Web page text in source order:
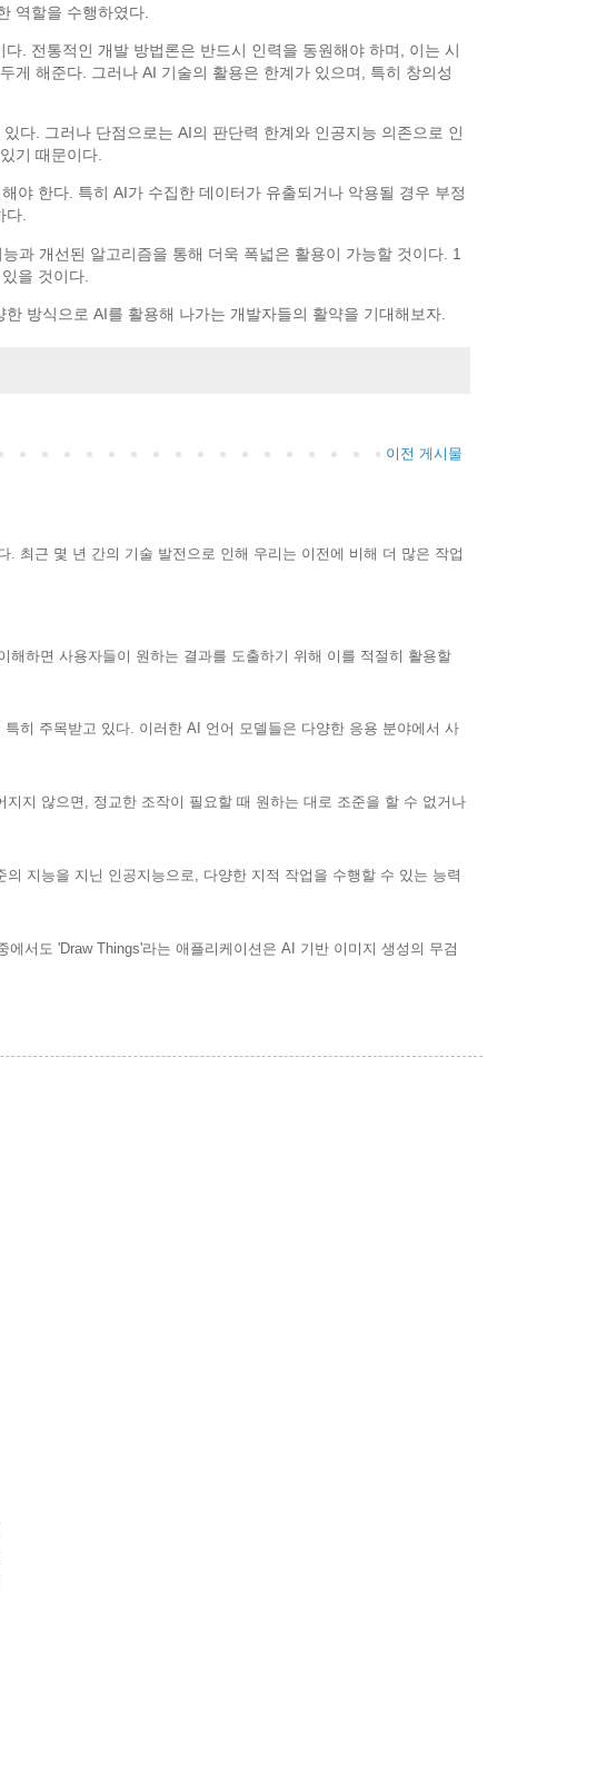
역할을 수행하였다.
. 전통적인 개발 방법론은 반드시 인력을 동원해야 하며, 이는 시
게 해준다. 그러나 AI 기술의 활용은 한계가 있으며, 특히 창의성
다. 그러나 단점으로는 AI의 판단력 한계와 인공지능 의존으로 인
기 때문이다.
야 한다. 특히 AI가 수집한 데이터가 유출되거나 악용될 경우 부정
다.
과 개선된 알고리즘을 통해 더욱 폭넓은 활용이 가능할 것이다. 1
을 것이다.
방식으로 AI를 활용해 나가는 개발자들의 활약을 기대해보자.
이전 게시물
최근 몇 년 간의 기술 발전으로 인해 우리는 이전에 비해 더 많은 작업
하면 사용자들이 원하는 결과를 도출하기 위해 이를 적절히 활용할
히 주목받고 있다. 이러한 AI 언어 모델들은 다양한 응용 분야에서 사
지 않으면, 정교한 조작이 필요할 때 원하는 대로 조준을 할 수 없거나
지능을 지닌 인공지능으로, 다양한 지적 작업을 수행할 수 있는 능력
서도 'Draw Things'라는 애플리케이션은 AI 기반 이미지 생성의 무검